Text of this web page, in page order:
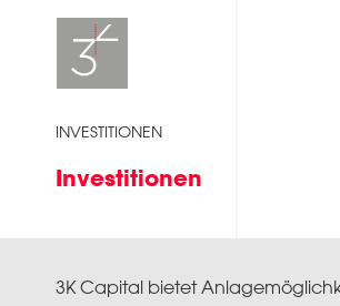
INVESTITIONEN
Investitionen
3K Capital bietet